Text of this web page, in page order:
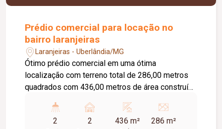
Prédio comercial para locação no
bairro laranjeiras
Laranjeiras - Uberlândia/MG
Ótimo prédio comercial em uma ótima
localização com terreno total de 286,00 metros
quadrados com 436,00 metros de área construída
mezanino com 150 metros de vão livre, 02 portas
de rolar automáticas, piso concreto usinado, nos
2 2 436 m² 286 m²